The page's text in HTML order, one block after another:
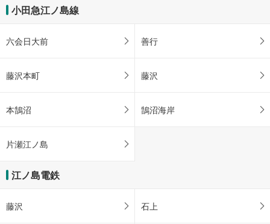
小田急江ノ島線
六会日大前 善行
藤沢本町 藤沢
本鵠沼 鵠沼海岸
片瀬江ノ島
江ノ島電鉄
藤沢 石上